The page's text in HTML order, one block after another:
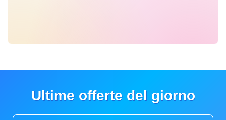
Ultime offerte del giorno